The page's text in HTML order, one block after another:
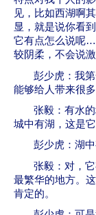
见，比如西湖啊
显，就是说你看
它有点怎么说呢
较阴柔，不会说
彭少虎：我
能够给人带来很
张毅：有水
城中有湖，这是它
彭少虎：湖
张毅：对，
最繁华的地方。
肯定的。